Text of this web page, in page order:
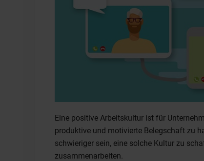
Eine positive Arbeitskultur ist für
produktive und motivierte Belegschaft zu
schwieriger sein, eine solche Kultur zu
zusammenarbeiten.